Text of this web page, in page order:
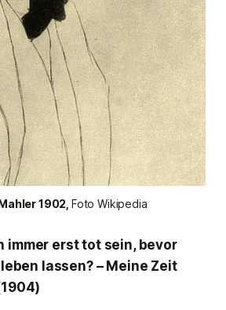
1902, Foto Wikipedia
immer erst tot sein, bevor
lassen? – Meine Zeit